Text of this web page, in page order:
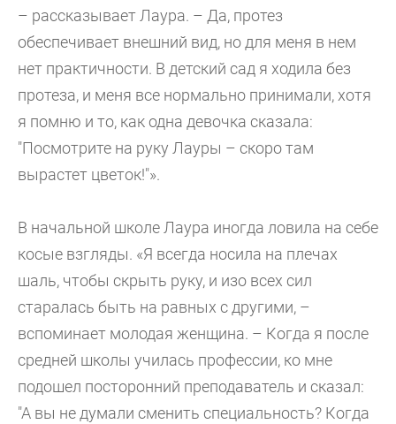
– рассказывает Лаура. – Да, протез
обеспечивает внешний вид, но для меня в нем
нет практичности. В детский сад я ходила без
протеза, и меня все нормально принимали, хотя
я помню и то, как одна девочка сказала:
"Посмотрите на руку Лауры – скоро там
вырастет цветок!"».
В начальной школе Лаура иногда ловила на себе
косые взгляды. «Я всегда носила на плечах
шаль, чтобы скрыть руку, и изо всех сил
старалась быть на равных с другими, –
вспоминает молодая женщина. – Когда я после
средней школы училась профессии, ко мне
подошел посторонний преподаватель и сказал:
"А вы не думали сменить специальность? Когда